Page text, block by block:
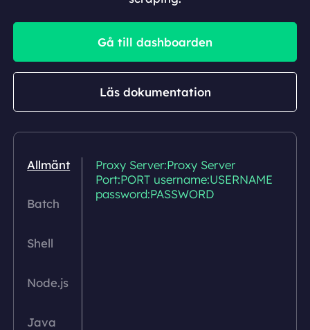
Gå till dashboarden
Läs dokumentation
Allmänt
Batch
Shell
Node.js
Java
Proxy Server:Proxy Server
Port:PORT username:USERNAME
password:PASSWORD